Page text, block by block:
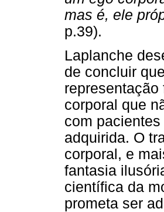
mas é, ele
p.39).
Laplanche
de concluir
representação
corporal que
com
adquirida. O
corporal, e
fantasia
científica da
prometa ser